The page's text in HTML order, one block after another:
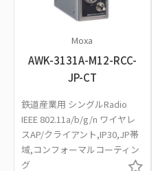
Moxa
AWK-3131A-M12-RCC-
JP-CT
鉄道産業用 シングルRadio
IEEE 802.11a/b/g/n ワイヤレ
スAP/クライアント,IP30,JP帯
域,コンフォーマルコーティン
グ